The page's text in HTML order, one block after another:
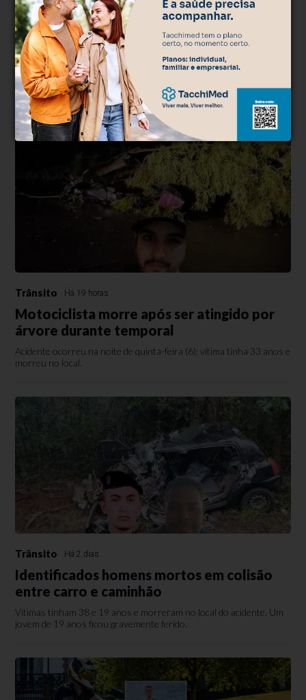
Mistério Há 15 horas
Polícia Civil investiga morte de músico
encontrado morto em casa
Artista de 56 anos foi encontrado com um ferimento na cabeça
dentro de casa; filho foi levado à delegacia para prestar
esclarecimentos.
Trânsito Há 19 horas
Motociclista morre após ser atingido por
árvore durante temporal
Acidente ocorreu na noite de quinta-feira (6); vítima tinha 33 anos e
morreu no local.
Trânsito Há 2 dias
Identificados homens mortos em colisão
entre carro e caminhão
Vítimas tinham 38 e 19 anos e morreram no local do acidente. Um
jovem de 19 anos ficou gravemente ferido.